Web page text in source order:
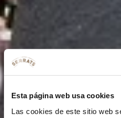
Esta página web usa cookies
Las cookies de este sitio web